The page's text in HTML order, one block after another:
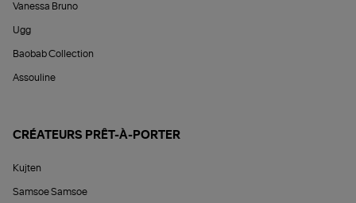
Vanessa Bruno
Ugg
Baobab Collection
Assouline
CRÉATEURS PRÊT-À-PORTER
Kujten
Samsoe Samsoe